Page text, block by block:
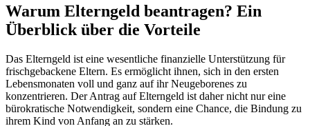
Warum Elterngeld beantragen? Ein
Überblick über die Vorteile
Das Elterngeld ist eine wesentliche finanzielle Unterstützung für
frischgebackene Eltern. Es ermöglicht ihnen, sich in den ersten
Lebensmonaten voll und ganz auf ihr Neugeborenes zu
konzentrieren. Der Antrag auf Elterngeld ist daher nicht nur eine
bürokratische Notwendigkeit, sondern eine Chance, die Bindung zu
ihrem Kind von Anfang an zu stärken.